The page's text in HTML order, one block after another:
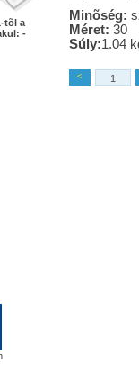
tõl a
-
Minõség:
Méret: 30
Súly:1.04
<